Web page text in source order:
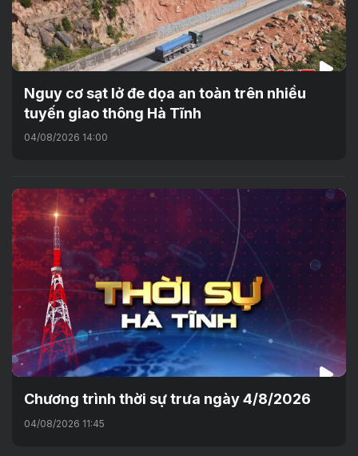
Nguy cơ sạt lở đe dọa an toàn trên nhiều
tuyến giao thông Hà Tĩnh
04/08/2026 14:00
Chương trình thời sự trưa ngày 4/8/2026
04/08/2026 11:45